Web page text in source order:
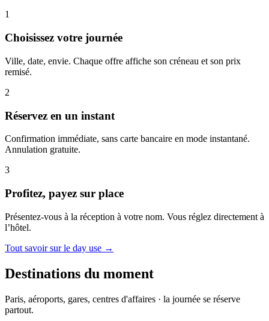
1
Choisissez votre journée
Ville, date, envie. Chaque offre affiche son créneau et son prix
remisé.
2
Réservez en un instant
Confirmation immédiate, sans carte bancaire en mode instantané.
Annulation gratuite.
3
Profitez, payez sur place
Présentez-vous à la réception à votre nom. Vous réglez directement à
l’hôtel.
Tout savoir sur le day use →
Destinations du moment
Paris, aéroports, gares, centres d'affaires · la journée se réserve
partout.